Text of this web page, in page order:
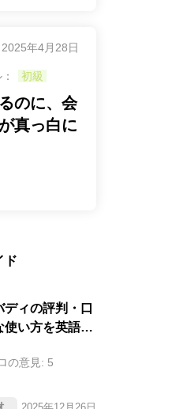
2025年4月28日
初級
のに、会
真っ白に
ド
ィの評判・口
使い方を英語の
の意見: 5